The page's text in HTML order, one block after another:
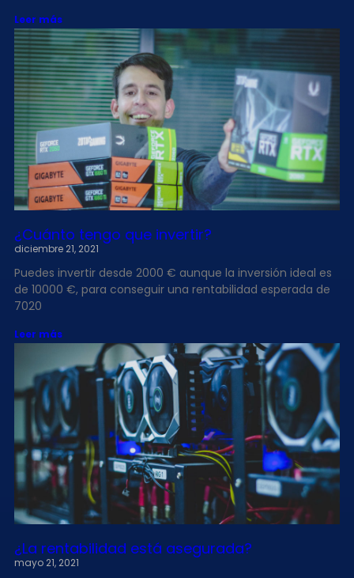
Leer más
¿Cuánto tengo que invertir?
diciembre 21, 2021
Puedes invertir desde 2000 € aunque la inversión ideal es
de 10000 €, para conseguir una rentabilidad esperada de
7020
Leer más
¿La rentabilidad está asegurada?
mayo 21, 2021